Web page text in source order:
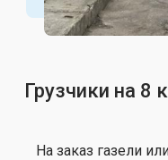
Грузчики на 8
На заказ газели